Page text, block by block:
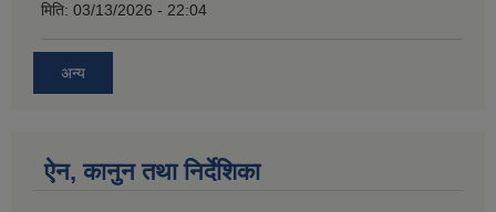
मिति: 03/13/2026 - 22:04
अन्य
ऐन, कानुन तथा निर्देशिका